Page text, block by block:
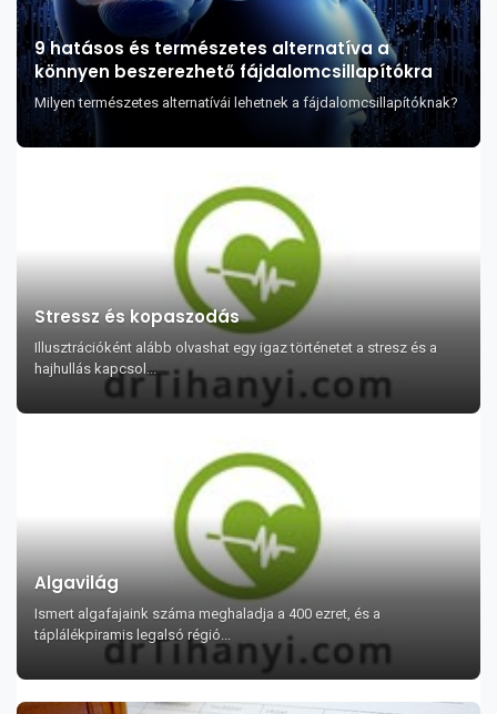
9 hatásos és természetes alternatíva a
könnyen beszerezhető fájdalomcsillapítókra
Milyen természetes alternatívái lehetnek a fájdalomcsillapítóknak?
Stressz és kopaszodás
Illusztrációként alább olvashat egy igaz történetet a stresz és a
hajhullás kapcsol...
Algavilág
Ismert algafajaink száma meghaladja a 400 ezret, és a
táplálékpiramis legalsó régió...